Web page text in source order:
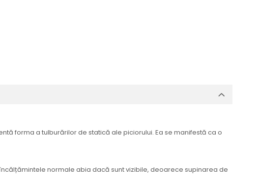
forma a tulburărilor de statică ale piciorului. Ea se manifestă ca o
normale abia dacă sunt vizibile, deoarece supinarea de